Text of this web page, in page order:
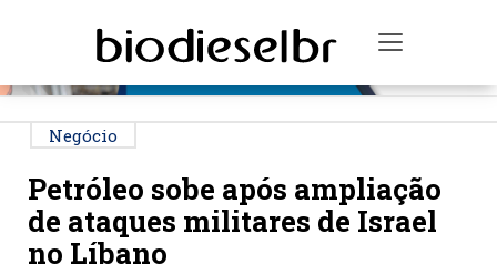
Toggle
Negócio
Petróleo sobe após ampliação
de ataques militares de Israel
no Líbano